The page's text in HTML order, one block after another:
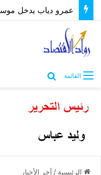
القائمة
الرئيسية / آخر الأخبار